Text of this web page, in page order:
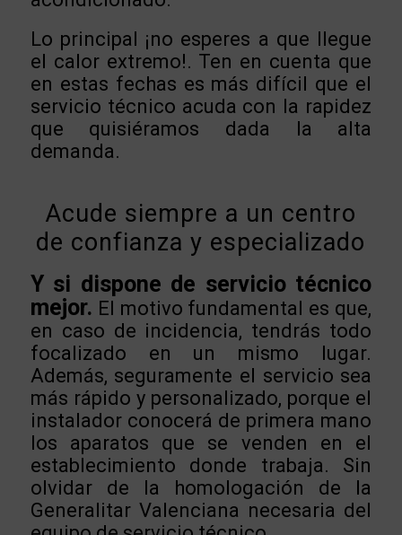
Lo principal ¡no esperes a que llegue
el calor extremo!. Ten en cuenta que
en estas fechas es más difícil que el
servicio técnico acuda con la rapidez
que quisiéramos dada la alta
demanda.
Acude siempre a un centro
de confianza y especializado
Y si dispone de servicio técnico
mejor. El motivo fundamental es que,
en caso de incidencia, tendrás todo
focalizado en un mismo lugar.
Además, seguramente el servicio sea
más rápido y personalizado, porque el
instalador conocerá de primera mano
los aparatos que se venden en el
establecimiento donde trabaja. Sin
olvidar de la homologación de la
Generalitar Valenciana necesaria del